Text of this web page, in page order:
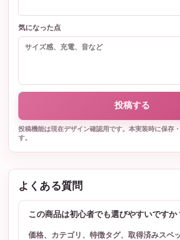
気になった点
投稿する
投稿機能は現在デザイン確認用です。本実装時に保存
す。
よくある質問
この商品は初心者でも選びやすいですか
価格、カテゴリ、特徴タグ、取得済みスペ